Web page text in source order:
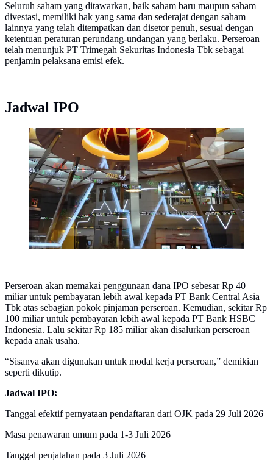
Seluruh saham yang ditawarkan, baik saham baru maupun saham
divestasi, memiliki hak yang sama dan sederajat dengan saham
lainnya yang telah ditempatkan dan disetor penuh, sesuai dengan
ketentuan peraturan perundang-undangan yang berlaku. Perseroan
telah menunjuk PT Trimegah Sekuritas Indonesia Tbk sebagai
penjamin pelaksana emisi efek.
Jadwal IPO
Suasana kantor Bursa Efek Indonesia, Jakarta.
(Liputan6.com/Angga Yuniar)
Perseroan akan memakai penggunaan dana IPO sebesar Rp 40
miliar untuk pembayaran lebih awal kepada PT Bank Central Asia
Tbk atas sebagian pokok pinjaman perseroan. Kemudian, sekitar Rp
100 miliar untuk pembayaran lebih awal kepada PT Bank HSBC
Indonesia. Lalu sekitar Rp 185 miliar akan disalurkan perseroan
kepada anak usaha.
“Sisanya akan digunakan untuk modal kerja perseroan,” demikian
seperti dikutip.
Jadwal IPO:
Tanggal efektif pernyataan pendaftaran dari OJK pada 29 Juli 2026
Masa penawaran umum pada 1-3 Juli 2026
Tanggal penjatahan pada 3 Juli 2026